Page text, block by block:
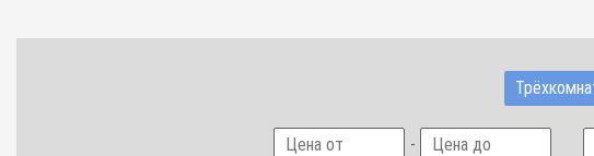
-